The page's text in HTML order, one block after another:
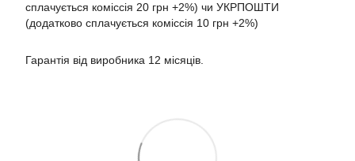
сплачується коміссія 20 грн +2%) чи УКРПОШТИ
(додатково сплачується коміссія 10 грн +2%)
Гарантія від виробника 12 місяців.